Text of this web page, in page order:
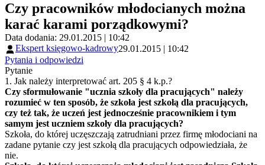
Czy pracowników młodocianych można
karać karami porządkowymi?
Data dodania: 29.01.2015 | 10:42
Ekspert księgowo-kadrowy29.01.2015 | 10:42
Pytania i odpowiedzi
Pytanie
1. Jak należy interpretować art. 205 § 4 k.p.?
Czy sformułowanie "ucznia szkoły dla pracujących" należy
rozumieć w ten sposób, że szkoła jest szkołą dla pracujących,
czy też tak, że uczeń jest jednocześnie pracownikiem i tym
samym jest uczniem szkoły dla pracujących?
Szkoła, do której uczęszczają zatrudniani przez firmę młodociani na
zadane pytanie czy jest szkołą dla pracujących odpowiedziała, że
nie.